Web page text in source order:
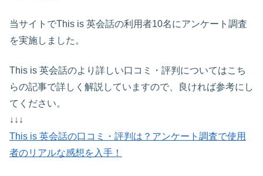
当サイトでThis is 英会話の利用者10名にアンケート調査
を実施しました。
This is 英会話のより詳しい口コミ・評判についてはこち
らの記事で詳しく解説していますので、良ければ参考にし
てください。
↓↓↓
This is 英会話の口コミ・評判は？アンケート調査で使用
者のリアルな感想を入手！